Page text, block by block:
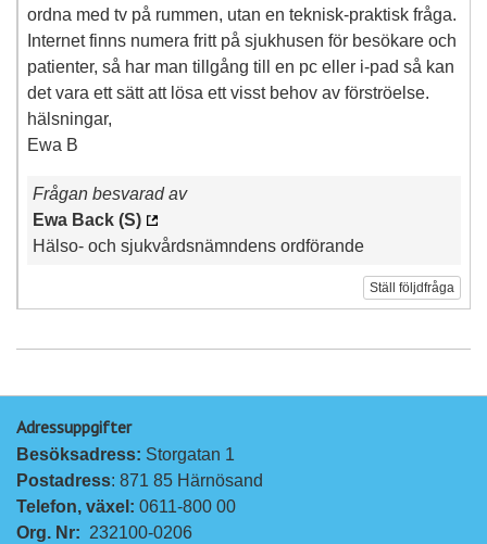
ordna med tv på rummen, utan en teknisk-praktisk fråga.
Internet finns numera fritt på sjukhusen för besökare och
patienter, så har man tillgång till en pc eller i-pad så kan
det vara ett sätt att lösa ett visst behov av förströelse.
hälsningar,
Ewa B
Frågan besvarad av
Ewa Back (S)
Hälso- och sjukvårdsnämndens ordförande
Ställ följdfråga
Adressuppgifter
Besöksadress: Storgatan 1
Postadress: 871 85 Härnösand
Telefon, växel: 0611-800 00
Org. Nr: 232100-0206